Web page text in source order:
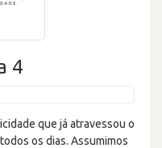
4
que já atravessou o
os dias. Assumimos